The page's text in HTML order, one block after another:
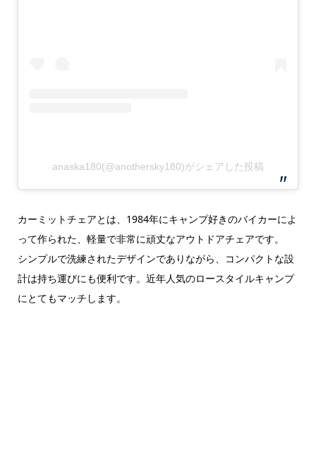
anaska180(@anothersky180)がシェアした投稿
カーミットチェアとは、1984年にキャンプ好きのバイカーによ
って作られた、軽量で非常に頑丈なアウトドアチェアです。
シンプルで洗練されたデザインでありながら、コンパクトな設
計は持ち運びにも便利です。近年人気のロースタイルキャンプ
にとてもマッチします。